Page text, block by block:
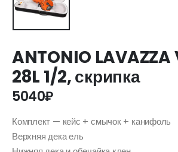
ANTONIO LAVAZZA
28L 1/2, скрипка
5040₽
Комплект — кейс + смычок + канифоль
Верхняя дека ель